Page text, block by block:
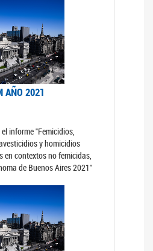
AÑO 2021
informe "Femicidios,
y homicidios
en contextos no femicidas,
de Buenos Aires 2021"